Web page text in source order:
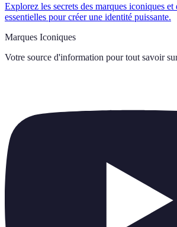
Explorez les secrets des marques iconiques et
essentielles pour créer une identité puissante.
Marques Iconiques
Votre source d'information pour tout savoir